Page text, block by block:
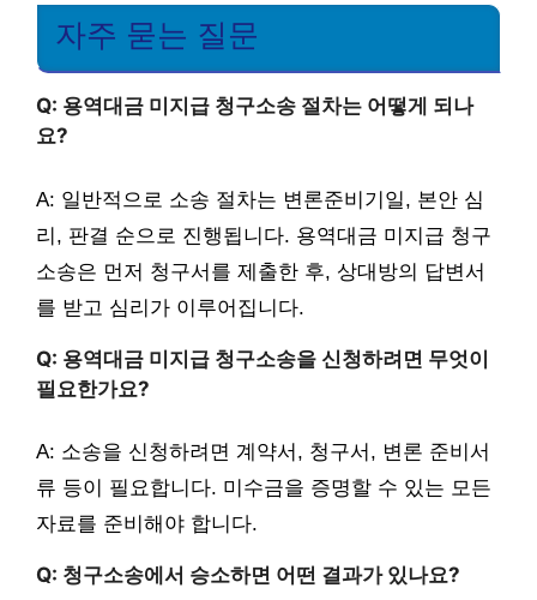
자주 묻는 질문
Q: 용역대금 미지급 청구소송 절차는 어떻게 되나
요?
A: 일반적으로 소송 절차는 변론준비기일, 본안 심
리, 판결 순으로 진행됩니다. 용역대금 미지급 청구
소송은 먼저 청구서를 제출한 후, 상대방의 답변서
를 받고 심리가 이루어집니다.
Q: 용역대금 미지급 청구소송을 신청하려면 무엇이
필요한가요?
A: 소송을 신청하려면 계약서, 청구서, 변론 준비서
류 등이 필요합니다. 미수금을 증명할 수 있는 모든
자료를 준비해야 합니다.
Q: 청구소송에서 승소하면 어떤 결과가 있나요?